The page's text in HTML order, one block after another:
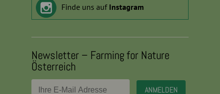
Finde uns auf Instagram
Newsletter – Farming for Nature
Österreich